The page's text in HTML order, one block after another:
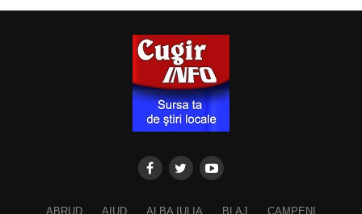
ABRUD AIUD ALBA IULIA BLAJ CAMPENI